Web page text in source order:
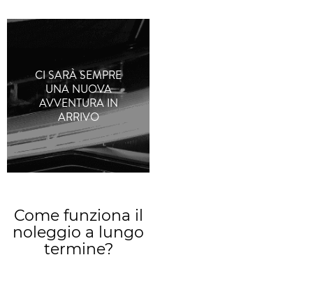
CI SARÀ SEMPRE
UNA NUOVA
AVVENTURA IN
ARRIVO
Come funziona il
noleggio a lungo
termine?